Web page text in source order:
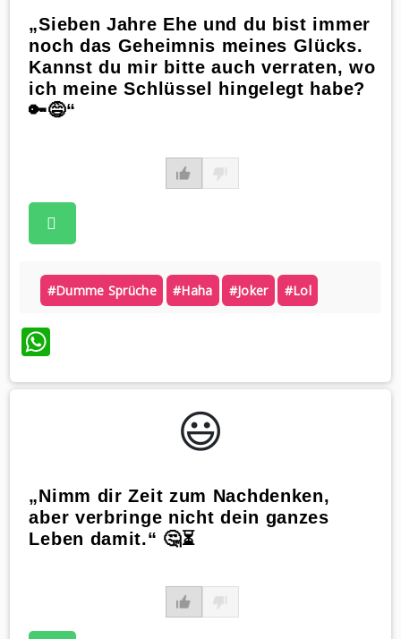
„Sieben Jahre Ehe und du bist immer
noch das Geheimnis meines Glücks.
Kannst du mir bitte auch verraten, wo
ich meine Schlüssel hingelegt habe?
🔑😅“
#dumme Sprüche #haha #joker #lol
WhatsApp
😃️
„Nimm dir Zeit zum Nachdenken,
aber verbringe nicht dein ganzes
Leben damit.“ 🤔⏳